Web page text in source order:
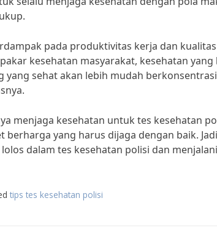
pada produktivitas kerja dan
kesehatan masyarakat, kesehatan
yang sehat akan lebih mudah
menjaga kesehatan untuk tes kesehatan
berharga yang harus dijaga dengan baik.
dalam tes kesehatan polisi dan
tips tes kesehatan polisi